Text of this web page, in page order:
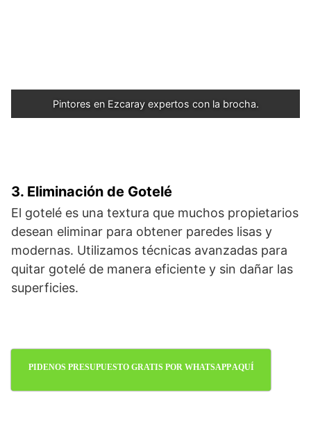
Pintores en Ezcaray expertos con la brocha.
3. Eliminación de Gotelé
El gotelé es una textura que muchos propietarios
desean eliminar para obtener paredes lisas y
modernas. Utilizamos técnicas avanzadas para
quitar gotelé de manera eficiente y sin dañar las
superficies.
PIDENOS PRESUPUESTO GRATIS POR WHATSAPP AQUÍ